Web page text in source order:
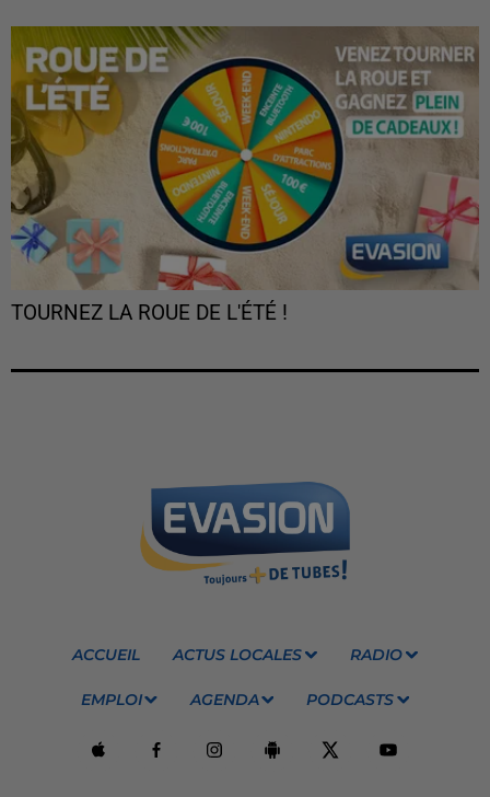
TOURNEZ LA ROUE DE L'ÉTÉ !
ACCUEIL ACTUS LOCALES RADIO
EMPLOI AGENDA PODCASTS